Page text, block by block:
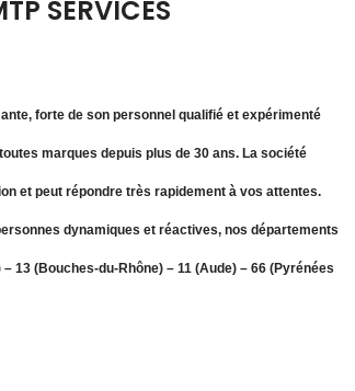
SERVICES
forte de son personnel qualifié et expérimenté
marques depuis plus de 30 ans. La société
et peut répondre très rapidement à vos attentes.
dynamiques et réactives, nos départements
13 (Bouches-du-Rhône) – 11 (Aude) – 66 (Pyrénées